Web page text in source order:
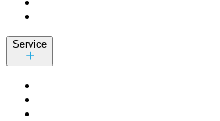
Service